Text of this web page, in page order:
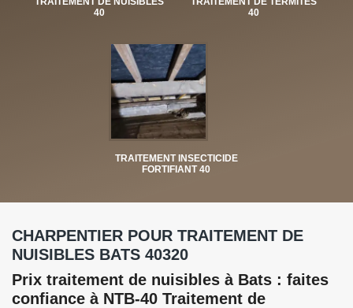
40
40
TRAITEMENT INSECTICIDE
FORTIFIANT 40
CHARPENTIER POUR TRAITEMENT DE
NUISIBLES BATS 40320
Prix traitement de nuisibles à Bats : faites
confiance à NTB-40 Traitement de